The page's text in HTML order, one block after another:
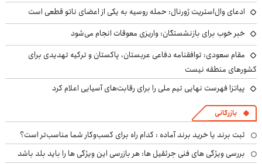
ادعای وال‌استریت ژورنال: حمله روسیه به یکی از اعضای ناتو قطعی است
خبر خوب برای بازنشستگان: واریزی معوقات انجام می‌شود
مقام سعودی: توافقنامه دفاعی عربستان، پاکستان و ترکیه تهدیدی برای
کشورهای منطقه نیست
پیاتزا فهرست نهایی تیم ملی را برای رقابت‌های آسیایی اعلام کرد
بازرگانی
ثبت برند یا خرید برند آماده : کدام راه برای کسب‌وکار شما مناسب‌تر است؟
بررسی ویژگی های فنی جرثقیل ها: هر بازرسی این ویژگی ها را باید بلد باشد